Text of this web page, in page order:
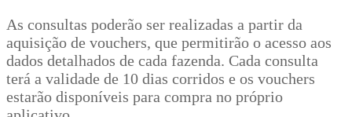
As consultas poderão ser realizadas a partir da
aquisição de vouchers, que permitirão o acesso aos
dados detalhados de cada fazenda. Cada consulta
terá a validade de 10 dias corridos e os vouchers
estarão disponíveis para compra no próprio